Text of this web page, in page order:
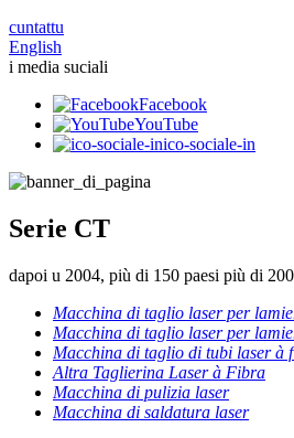
cuntattu
English
i media suciali
Facebook
YouTube
ico-sociale-in
Serie CT
dapoi u 2004, più di 150 paesi più di
Macchina di taglio laser per
Macchina di taglio laser per
Macchina di taglio di tubi laser à
Altra Taglierina Laser à Fibra
Macchina di pulizia laser
Macchina di saldatura laser